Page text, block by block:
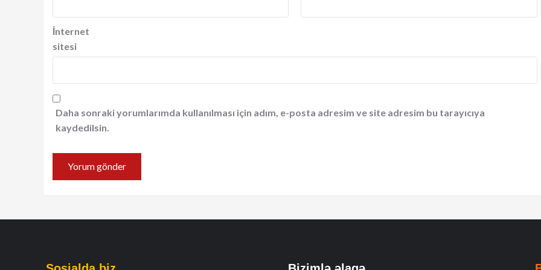
İnternet
sitesi
Daha sonraki yorumlarımda kullanılması için adım, e-posta adresim ve site adresim bu tarayıcıya
kaydedilsin.